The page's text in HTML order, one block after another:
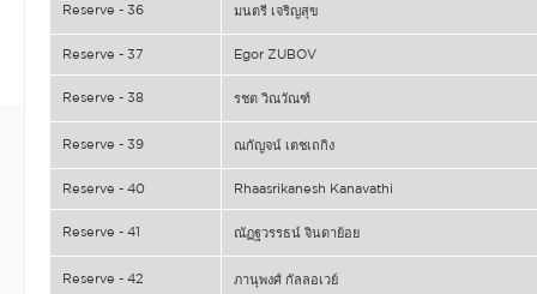
Reserve - 36 มนตรี เจริญสุข
Reserve - 37 Egor ZUBOV
Reserve - 38 รชต วิณวัณฑ์
Reserve - 39 ณกัญจน์ เตชเถกิง
Reserve - 40 Rhaasrikanesh Kanavathi
Reserve - 41 ณัฏฐวรรธน์ จินดาย้อย
Reserve - 42 ภานุพงศ์ กัลลอเวย์